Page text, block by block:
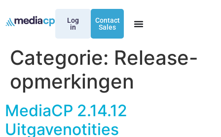
Log
in
Contact
Sales
Categorie: Release-
opmerkingen
MediaCP 2.14.12
Uitgavenotities